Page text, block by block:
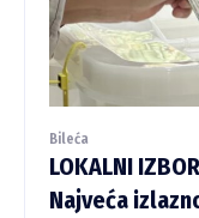
Bileća
LOKALNI
Najveća